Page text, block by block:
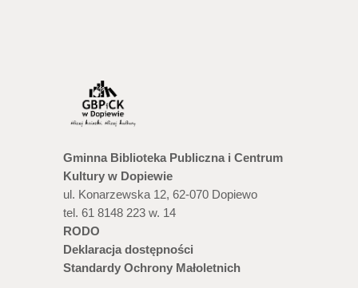
Gminna Biblioteka Publiczna i Centrum
Kultury w Dopiewie
ul. Konarzewska 12, 62-070 Dopiewo
tel. 61 8148 223 w. 14
RODO
Deklaracja dostępności
Standardy Ochrony Małoletnich